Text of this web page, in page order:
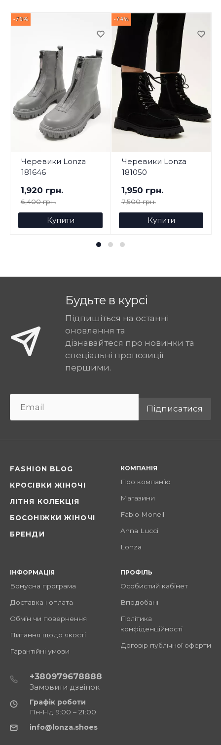
-70%
Черевики Lonza
181646
1,920 грн.
6,400 грн.
Купити
-74%
Черевики Lonza
181050
1,950 грн.
7,500 грн.
Купити
Будьте в курсі
Підпишіться на останні
оновлення та
дізнавайтеся про новинки та
спеціальні пропозиції
першими.
Підписатися
FASHION BLOG
КРОСІВКИ ЖІНОЧІ
ЛІТНЯ КОЛЕКЦІЯ
БОСОНІЖКИ ЖІНОЧІ
БРЕНДИ
КОМПАНІЯ
Про компанію
Магазини
Fabio Monelli
Anna Lucci
Lonza
ІНФОРМАЦІЯ
Бонусна програма
Доставка і оплата
Обмін чи повернення
Питання щодо якості
Гарантійні умови
ПРОФІЛЬ
Особистий кабінет
Вподобані
Політика
конфіденційності
Договір публічної оферти
+380979678888
Замовити дзвінок
Графік роботи
Пн-Нд 9:00 – 21:00
info@lonza.shoes